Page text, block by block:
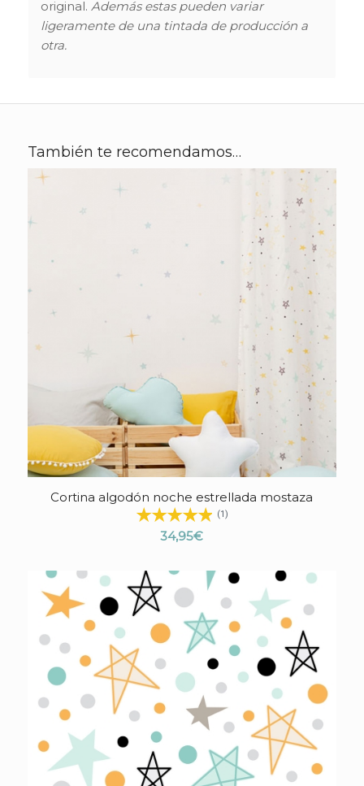
original. Además estas pueden variar
ligeramente de una tintada de producción a
otra.
También te recomendamos…
4.43
Cortina algodón noche estrellada mostaza
(1)
34,95€